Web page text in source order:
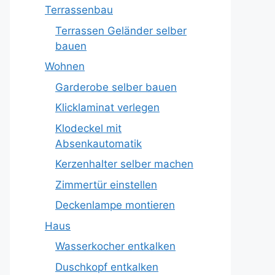
Terrassenbau
Terrassen Geländer selber
bauen
Wohnen
Garderobe selber bauen
Klicklaminat verlegen
Klodeckel mit
Absenkautomatik
Kerzenhalter selber machen
Zimmertür einstellen
Deckenlampe montieren
Haus
Wasserkocher entkalken
Duschkopf entkalken